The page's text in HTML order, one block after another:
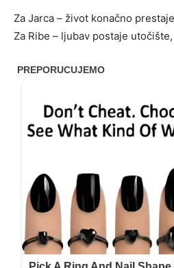
Za Jarca – život konačno
Za Ribe – ljubav postaje